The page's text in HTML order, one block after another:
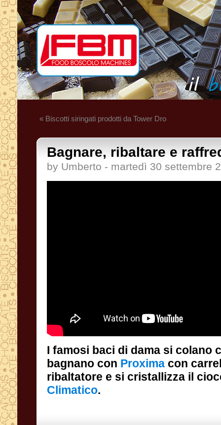
« Biscotti siringati prodotti da Tower Dro
Bagnare, ribaltare e
by Umberto - martedì 30 settembre
I famosi baci di dama si colano
bagnano con Proxima con
ribaltatore e si cristallizza il
Climatico.